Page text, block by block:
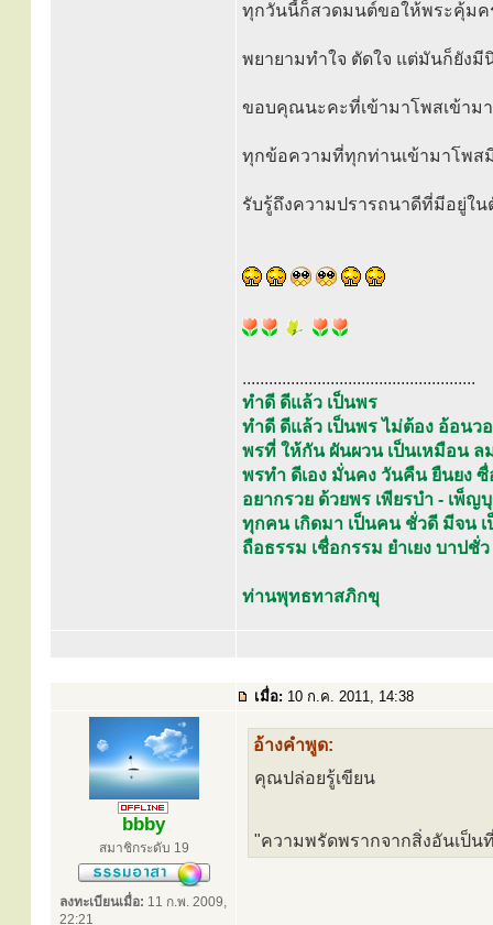
ทุกวันนี้ก็สวดมนต์ขอให้พระคุ้มค
พยายามทำใจ ตัดใจ แต่มันก็ยัง
ขอบคุณนะคะที่เข้ามาโพสเข้าม
ทุกข้อความที่ทุกท่านเข้ามาโพส
รับรู้ถึงความปรารถนาดีที่มีอยู่ใ
.....................................................
ทำดี ดีแล้ว เป็นพร
ทำดี ดีแล้ว เป็นพร ไม่ต้อง อ้อนว
พรที่ ให้กัน ผันผวน เป็นเหมือน
พรทำ ดีเอง มั่นคง วันคืน ยืนยง ซื่
อยากรวย ด้วยพร เพียรบำ - เพ็
ทุกคน เกิดมา เป็นคน ชั่วดี มีจน เ
ถือธรรม เชื่อกรรม ยำเยง บาปชั่
ท่านพุทธทาสภิกขุ
เมื่อ: 10 ก.ค. 2011, 14:38
bbby
สมาชิกระดับ 19
ลงทะเบียนเมื่อ: 11 ก.พ. 2009,
22:21
อ้างคำพูด:
คุณปล่อยรู้เขียน
"ความพรัดพรากจากสิ่งอันเป็น